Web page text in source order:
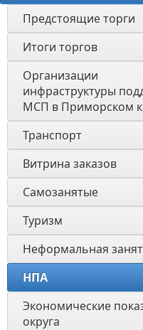
Предстоящие торги
Итоги торгов
Организации
инфраструктуры
МСП в Приморском
Транспорт
Витрина заказов
Самозанятые
Туризм
Неформальная
НПА
Экономические
округа